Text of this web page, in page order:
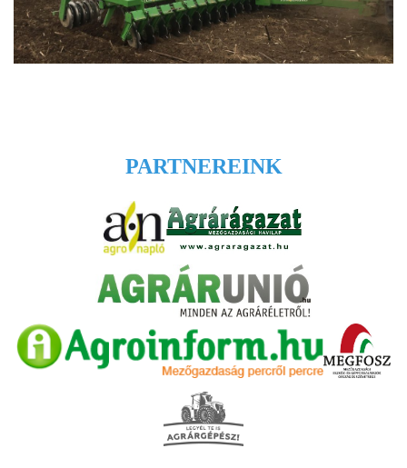
PARTNEREINK